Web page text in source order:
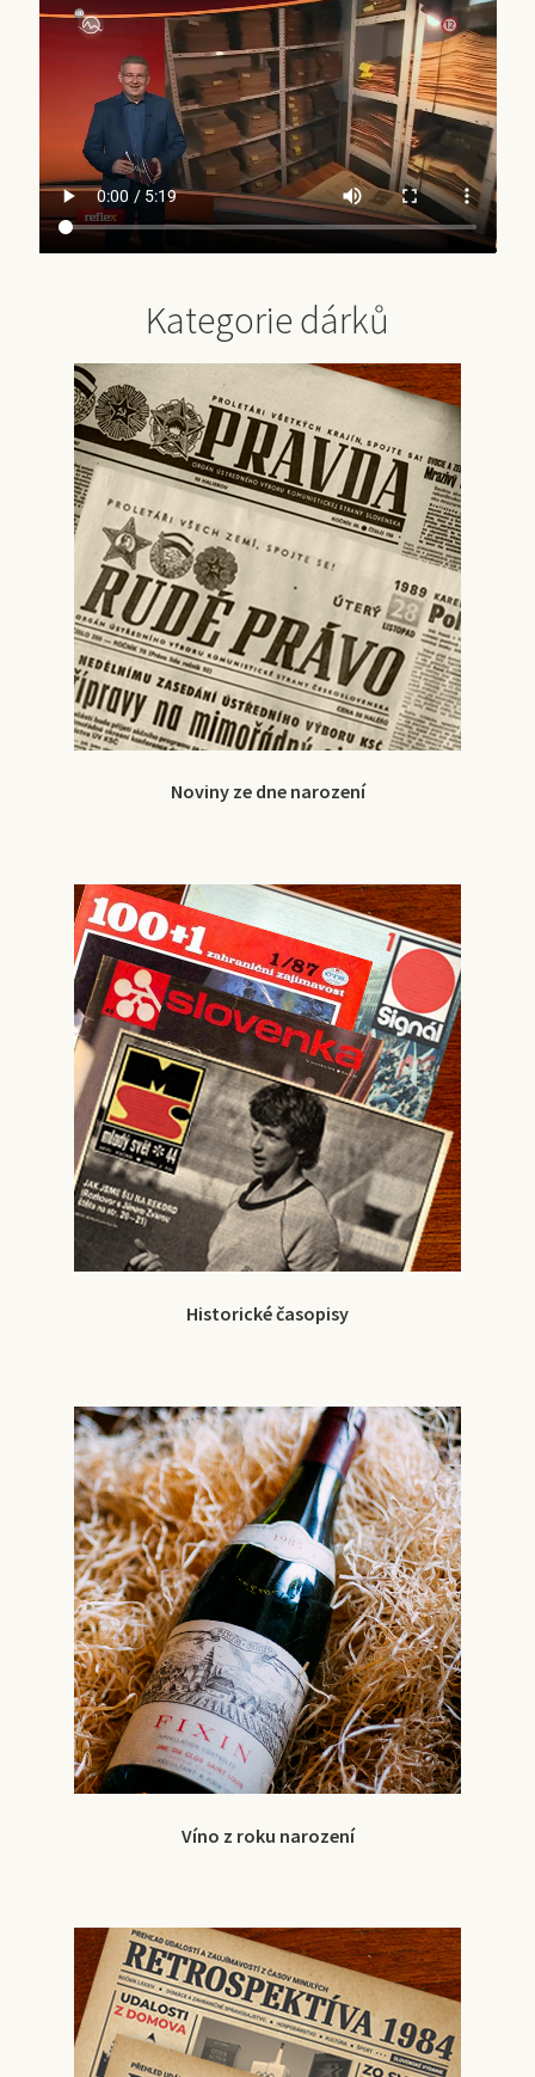
Kategorie dárků
Noviny ze dne narození
Historické časopisy
Víno z roku narození